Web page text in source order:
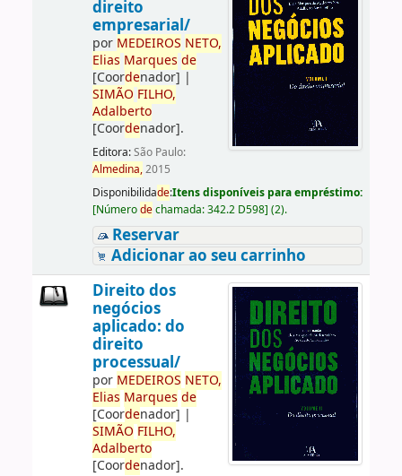
direito
empresarial/
por MEDEIROS NETO,
Elias Marques de
[Coordenador] |
SIMÃO FILHO,
Adalberto
[Coordenador].
Editora:São Paulo:
Almedina,2015
Disponibilidade:Itens disponíveis para empréstimo:
[Númerodechamada:342.2 D598] (2).
Reservar
Adicionar ao seu carrinho
Direito dos
negócios
aplicado: do
direito
processual/
por MEDEIROS NETO,
Elias Marques de
[Coordenador] |
SIMÃO FILHO,
Adalberto
[Coordenador].